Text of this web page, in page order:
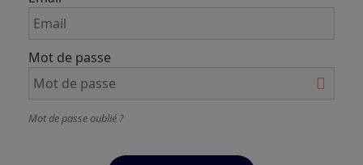
Mot de passe
Mot de passe oublié ?